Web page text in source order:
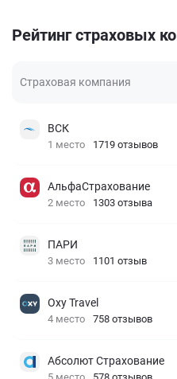
Рейтинг страховых
Страховая компания
ВСК
1 место 1719 отзывов
АльфаСтрахование
2 место 1303 отзыва
ПАРИ
3 место 1101 отзыв
Oxy Travel
4 место 758 отзывов
Абсолют Страхование